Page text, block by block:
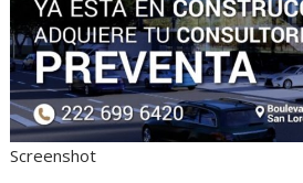
Screenshot